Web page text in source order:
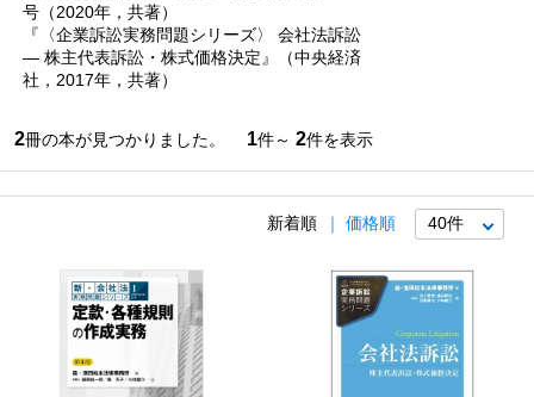
号（2020年，共著）
『〈企業訴訟実務問題シリーズ〉 会社法訴訟
― 株主代表訴訟・株式価格決定』（中央経済
社，2017年，共著）
2冊の本が見つかりました。 1件～ 2件を表示
新着順 価格順